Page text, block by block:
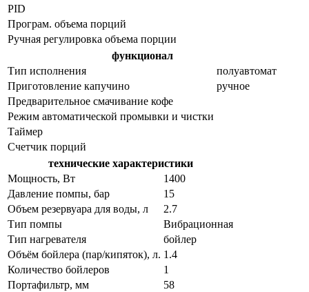
PID
Програм. объема порций
Ручная регулировка объема порции
функционал
Тип исполнения
полуавтомат
Приготовление капучино
ручное
Предварительное смачивание кофе
Режим автоматической промывки и чистки
Таймер
Счетчик порций
технические характеристики
Мощность, Вт
1400
Давление помпы, бар
15
Объем резервуара для воды, л
2.7
Тип помпы
Вибрационная
Тип нагревателя
бойлер
Объём бойлера (пар/кипяток), л. 1.4
Количество бойлеров
1
Портафильтр, мм
58